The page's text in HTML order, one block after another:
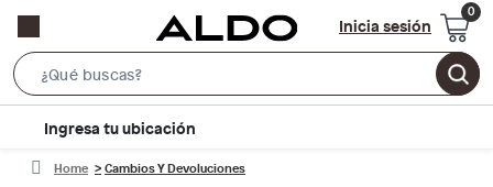
Inicia sesión
Bar
location-
Ingresa tu ubicación
Home Cambios Y Devoluciones